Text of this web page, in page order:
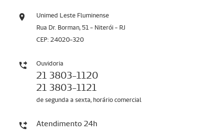
Unimed Leste Fluminense
Rua Dr. Borman, 51 - Niterói - RJ
CEP: 24020-320
Ouvidoria
21 3803-1120
21 3803-1121
de segunda a sexta, horário comercial
Atendimento 24h